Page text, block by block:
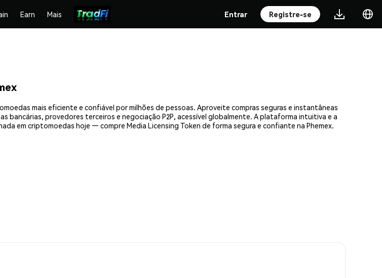
Earn Mais Entrar Registre-se
mais eficiente e confiável por milhões de pessoas. Aproveite compras seguras e instantâneas
provedores terceiros e negociação P2P, acessível globalmente. A plataforma intuitiva e a
em criptomoedas hoje — compre Media Licensing Token de forma segura e confiante na Phemex.